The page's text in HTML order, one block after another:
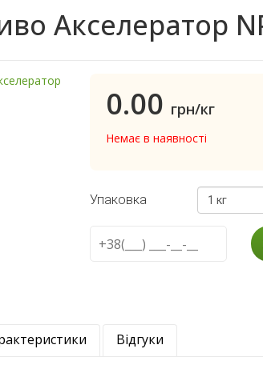
Акселератор
0.00 грн/кг
Немає в наявності
Упаковка 1 кг
Відгуки